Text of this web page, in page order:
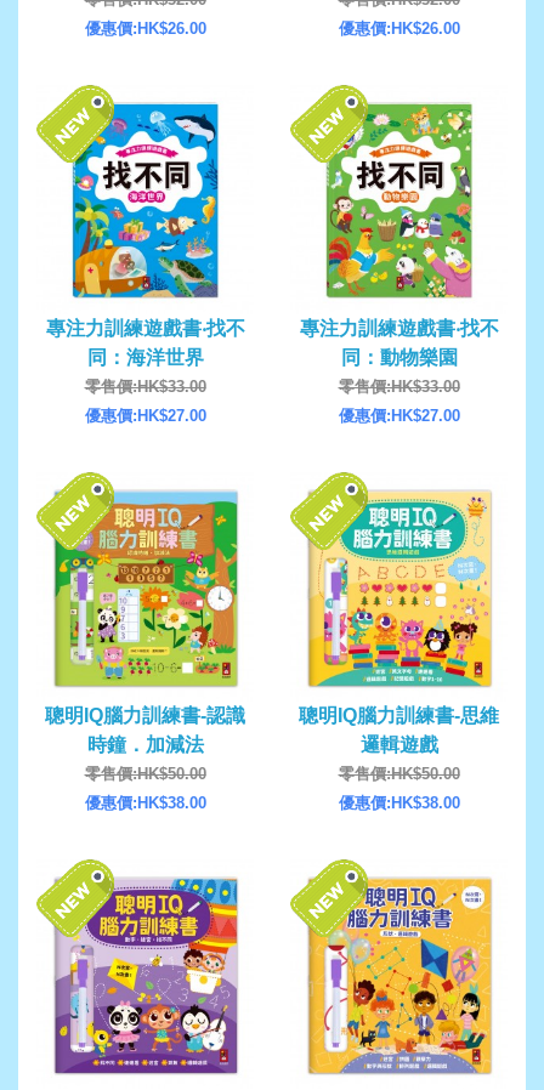
優惠價:HK$26.00
優惠價:HK$26.00
專注力訓練遊戲書‧找不
同：海洋世界
零售價:HK$33.00
優惠價:HK$27.00
專注力訓練遊戲書‧找不
同：動物樂園
零售價:HK$33.00
優惠價:HK$27.00
聰明IQ腦力訓練書-認識
時鐘．加減法
零售價:HK$50.00
優惠價:HK$38.00
聰明IQ腦力訓練書-思維
邏輯遊戲
零售價:HK$50.00
優惠價:HK$38.00